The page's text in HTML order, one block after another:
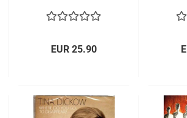
EUR 25.90